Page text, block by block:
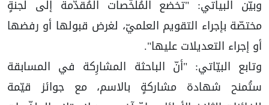
وبيّن البياتي: "تخضع المُلخّصات المُقدَّمة إلى لجنةٍ
مختصّة بإجراء التقويم العلميّ، لغرض قبولها أو رفضها
أو إجراء التعديلات عليها".
وتابع البيّاتي: "أنّ الباحثة المشارِكة في المسابقة
ستُمنح شهادة مشاركةٍ بالاسم، مع جوائز قيّمة